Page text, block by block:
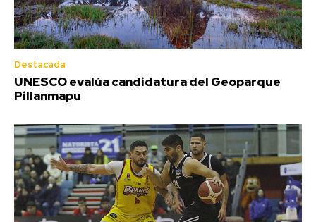
Destacada
UNESCO evalúa candidatura del Geoparque
Pillanmapu